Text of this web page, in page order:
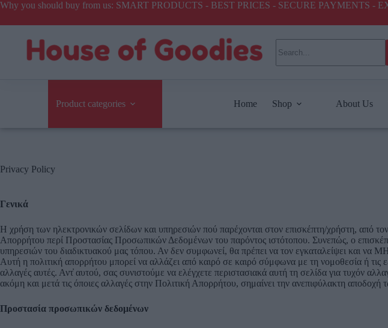
Why you should buy from us: SMART PRODUCTS - BEST PRICES - SECURE PAYMENTS
Product categories Home Shop About Us
Privacy Policy
Γενικά
Η χρήση των ηλεκτρονικών σελίδων και υπηρεσιών πού παρέχονται στον επισκέπτη/χρήστη, από
Απορρήτου περί Προστασίας Προσωπικών Δεδομένων του παρόντος ιστότοπου. Συνεπώς, ο
υπηρεσιών του διαδικτυακού μας τόπου. Αν δεν συμφωνεί, θα πρέπει να τον εγκαταλείψει και να
Αυτή η πολιτική απορρήτου μπορεί να αλλάζει από καιρό σε καιρό σύμφωνα με τη νομοθεσία ή τις
αλλαγές αυτές. Αντ̓ αυτού, σας συνιστούμε να ελέγχετε περιστασιακά αυτή τη σελίδα για τυχόν
ακόμη και μετά τις όποιες αλλαγές στην Πολιτική Απορρήτου, σημαίνει την ανεπιφύλακτη
Προστασία προσωπικών δεδομένων